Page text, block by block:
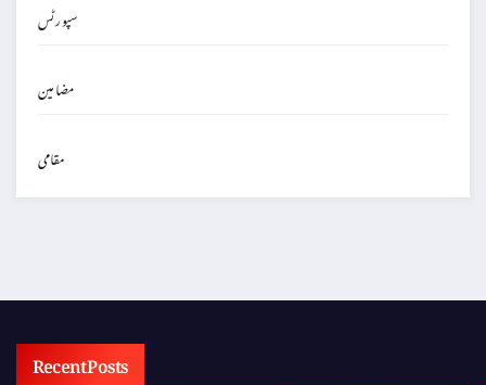
سپورٹس
مضامین
مقامی
Recent Posts